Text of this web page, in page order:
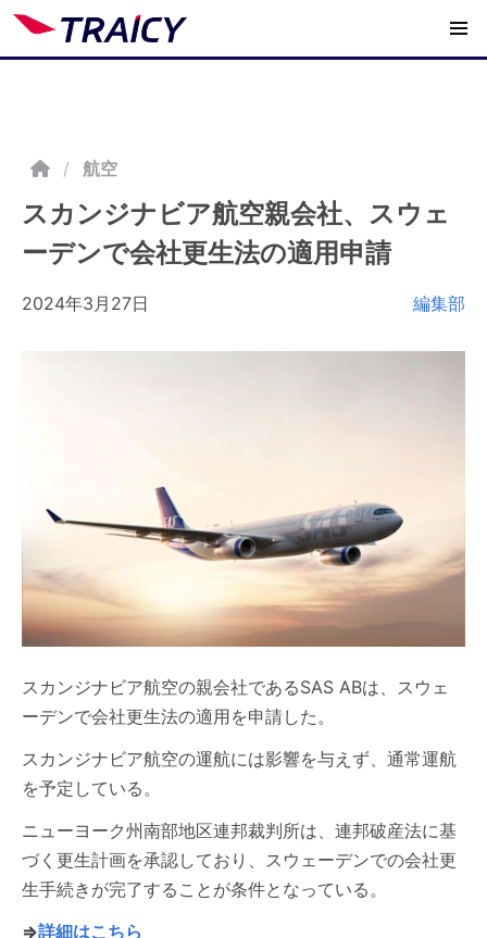
/ 航空
スカンジナビア航空親会社、スウェ
ーデンで会社更生法の適用申請
2024年3月27日 編集部
スカンジナビア航空の親会社であるSAS ABは、スウェ
ーデンで会社更生法の適用を申請した。
スカンジナビア航空の運航には影響を与えず、通常運航
を予定している。
ニューヨーク州南部地区連邦裁判所は、連邦破産法に基
づく更生計画を承認しており、スウェーデンでの会社更
生手続きが完了することが条件となっている。
⇒詳細はこちら